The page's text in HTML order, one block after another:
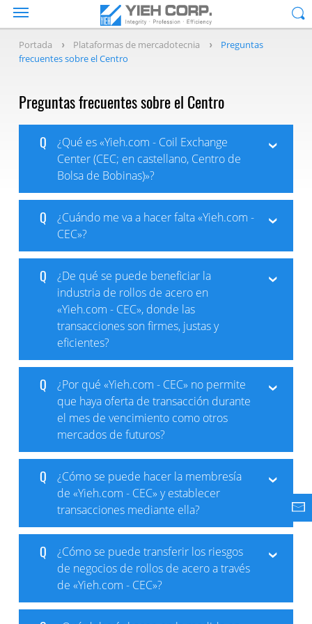
Portada Plataformas de mercadotecnia
Preguntas
frecuentes sobre el Centro
Preguntas frecuentes sobre el Centro
Q
¿Qué es «Yieh.com - Coil Exchange
Center (CEC; en castellano, Centro de
Bolsa de Bobinas)»?
Q
¿Cuándo me va a hacer falta «Yieh.com -
CEC»?
Q
¿De qué se puede beneficiar la
industria de rollos de acero en
«Yieh.com - CEC», donde las
transacciones son firmes, justas y
eficientes?
Q
¿Por qué «Yieh.com - CEC» no permite
que haya oferta de transacción durante
el mes de vencimiento como otros
mercados de futuros?
Q
¿Cómo se puede hacer la membresía
de «Yieh.com - CEC» y establecer
transacciones mediante ella?
Q
¿Cómo se puede transferir los riesgos
de negocios de rollos de acero a través
de «Yieh.com - CEC»?